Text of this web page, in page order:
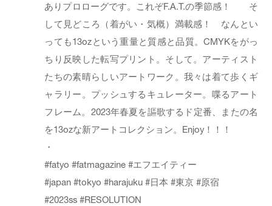
ありプロローグです。これぞF.A.T.の季節感！ そ
して見どころ（着がい・気概）満載感！ なんとい
っても13ozという重量と質感と品質。CMYKをがっ
ちり反映した転写プリント。そして。アーティスト
たちの素晴らしいアートワーク。我々は着て歩くギ
ャラリー。プッシュするキュレーター。喋るアート
フレーム。2023年春夏を謳歌するド定番、またの名
を13ozな新アートコレクション。Enjoy！！！
・
#fatyo #fatmagazine #エフエイティー
#japan #tokyo #harajuku #日本 #東京 #原宿
#2023ss #RESOLUTION